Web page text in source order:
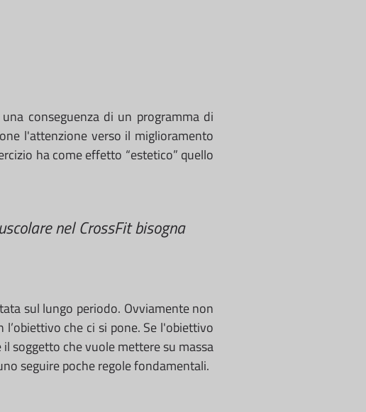
conseguenza di un programma di
l'attenzione verso il miglioramento
ha come effetto “estetico” quello
nel CrossFit bisogna
sul lungo periodo. Ovviamente non
che ci si pone. Se l'obiettivo
soggetto che vuole mettere su massa
seguire poche regole fondamentali.